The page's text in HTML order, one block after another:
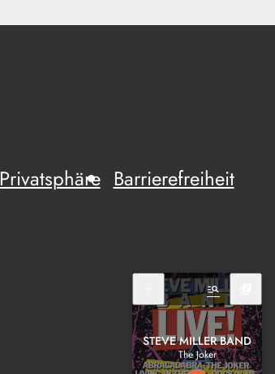
Privatsphäre Barrierefreiheit
manage_search
STEVE MILLER BAND
The Joker